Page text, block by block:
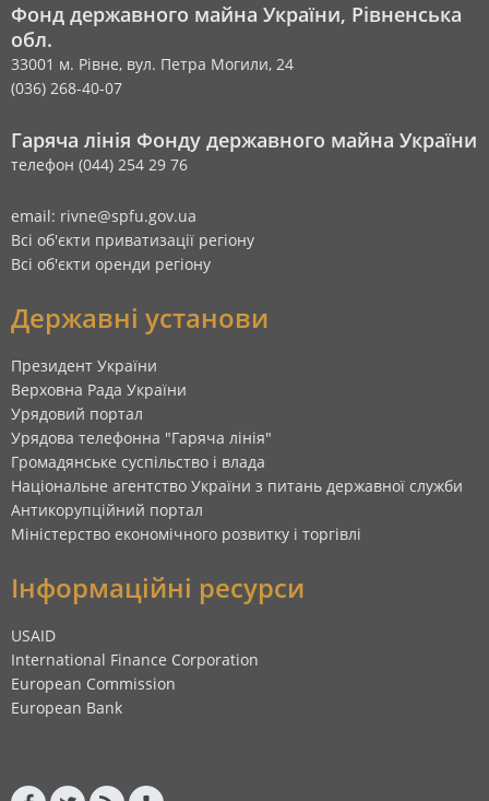
Фонд державного майна України, Рівненська
обл.
33001 м. Рівне, вул. Петра Могили, 24
(036) 268-40-07
Гаряча лінія Фонду державного майна України
телефон (044) 254 29 76
email: rivne@spfu.gov.ua
Всі об'єкти приватизації регіону
Всі об'єкти оренди регіону
Державні установи
Президент України
Верховна Рада України
Урядовий портал
Урядова телефонна "Гаряча лінія"
Громадянське суспільство і влада
Національне агентство України з питань державної служби
Антикорупційний портал
Міністерство економічного розвитку і торгівлі
Інформаційні ресурси
USAID
International Finance Corporation
European Commission
European Bank